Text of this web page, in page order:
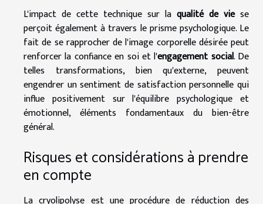
L'impact de cette technique sur la qualité de viese
perçoit également à travers le prisme psychologique. Le
fait de se rapprocher de l'image corporelle désirée peut
renforcer la confiance en soi et l'engagement social. De
telles transformations, bien qu'externe, peuvent
engendrer un sentiment de satisfaction personnelle qui
influe positivement sur l'équilibre psychologique et
émotionnel, éléments fondamentaux du bien-être
général.
Risques et considérations à prendre
en compte